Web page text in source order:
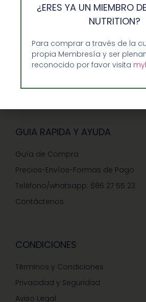
Opiniones de Clientes
Sobre Nosotros y Herbalife
Ventajas de Comprar en
GUIA RAPIDA Y AYUDA
Guía de Compra
Precios-Envíos-Formas de Pago
Teléfono/whatsapp: 686 27 55 23
Contáctenos
CONDICIONES
Términos y Condiciones
Privacidad y Seguridad
Aviso Legal
¿ERES YA UN MIEMBRO
NUTRITION?
Para comprar a través de la
propia Membresía y ser
reconocido por favor visita